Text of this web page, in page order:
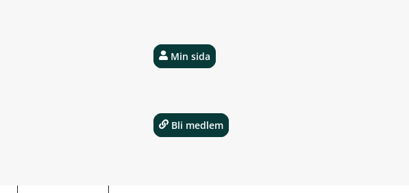
Min sida
Bli medlem